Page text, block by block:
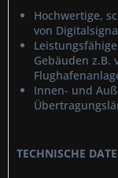
Hochwertige,
von
Gebäuden z.B.
Innen- und
TECHNISCHE